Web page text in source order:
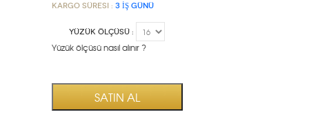
Kargo Süresi : 3 İŞ GÜNÜ
YÜZÜK ÖLÇÜSÜ :
Yüzük ölçüsü nasıl alınır ?